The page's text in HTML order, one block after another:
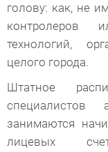
голову: как, не
контролеров
технологий,
целого города.
Штатное
специалистов
занимаются
лицевых